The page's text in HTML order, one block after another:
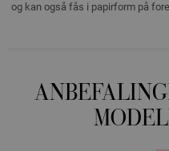
og kan også fås i papirform på